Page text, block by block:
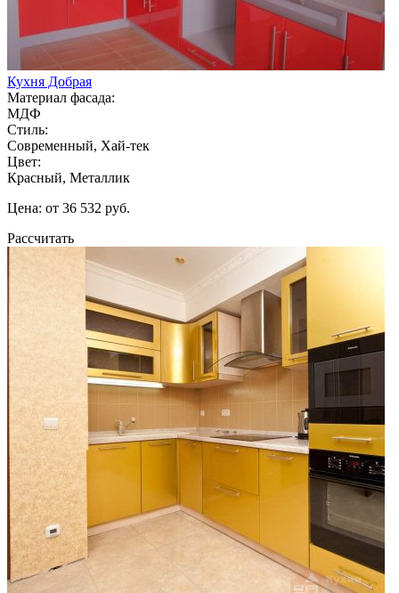
Кухня Добрая
Материал фасада:
МДФ
Стиль:
Современный, Хай-тек
Цвет:
Красный, Металлик
Цена: от 36 532 руб.
Рассчитать